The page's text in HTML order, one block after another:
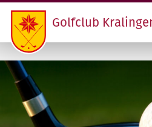
Golfclub
INLOGGEN